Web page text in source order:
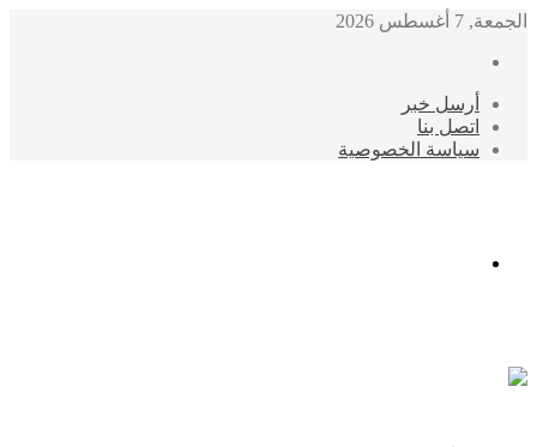
الجمعة, 7 أغسطس 2026
أرسل خبر
اتصل بنا
سياسة الخصوصية